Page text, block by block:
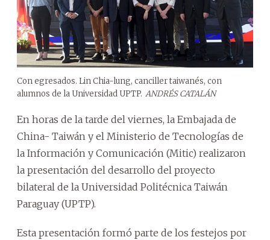
Con egresados. Lin Chia-lung, canciller taiwanés, con
alumnos de la Universidad UPTP. ANDRÉS CATALÁN
En horas de la tarde del viernes, la Embajada de
China- Taiwán y el Ministerio de Tecnologías de
la Información y Comunicación (Mitic) realizaron
la presentación del desarrollo del proyecto
bilateral de la Universidad Politécnica Taiwán
Paraguay (UPTP).
Esta presentación formó parte de los festejos por